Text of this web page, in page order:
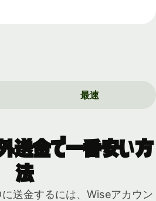
最速
送金で一番安い方
法
送金するには、Wiseアカウン